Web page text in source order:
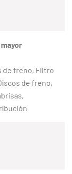
de freno, Filtro
de freno,